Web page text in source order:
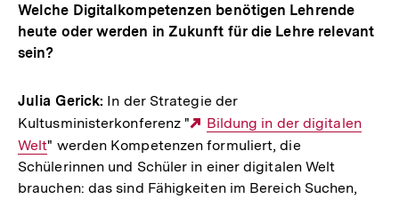
Welche Digitalkompetenzen benötigen Lehrende
heute oder werden in Zukunft für die Lehre relevant
sein?
Julia Gerick: In der Strategie der
Kultusministerkonferenz "
Externer
Link:
Bildung in der digitalen
Welt" werden Kompetenzen formuliert, die
Schülerinnen und Schüler in einer digitalen Welt
brauchen: das sind Fähigkeiten im Bereich Suchen,